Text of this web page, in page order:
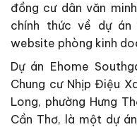
đồng cư dân văn
chính thức về dự
website phòng kinh
Dự án Ehome
Chung cư Nhịp Điệu
Long, phường Hưng
Cần Thơ, là một dự